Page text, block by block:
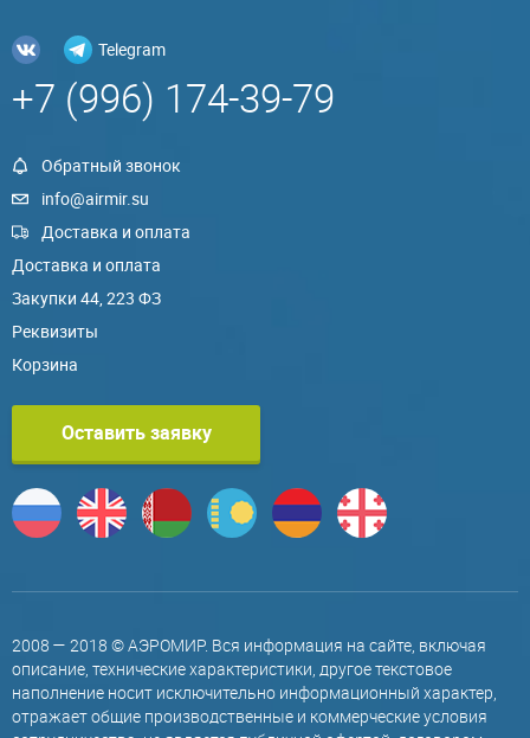
Telegram
+7 (996) 174-39-79
Обратный звонок
info@airmir.su
Доставка и оплата
Доставка и оплата
Закупки 44, 223 ФЗ
Реквизиты
Корзина
Оставить заявку
2008 — 2018 © АЭРОМИР. Вся информация на сайте, включая
описание, технические характеристики, другое текстовое
наполнение носит исключительно информационный характер,
отражает общие производственные и коммерческие условия